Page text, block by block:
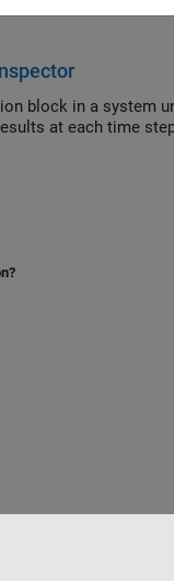
block in a system
at each time